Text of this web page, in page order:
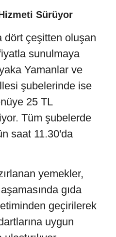
Sürüyor
dört çeşitten oluşan
sunulmaya
Yamanlar ve
şubelerinde ise
25 TL
Tüm şubelerde
saat 11.30'da
yemekler,
gıda
geçirilerek
uygun